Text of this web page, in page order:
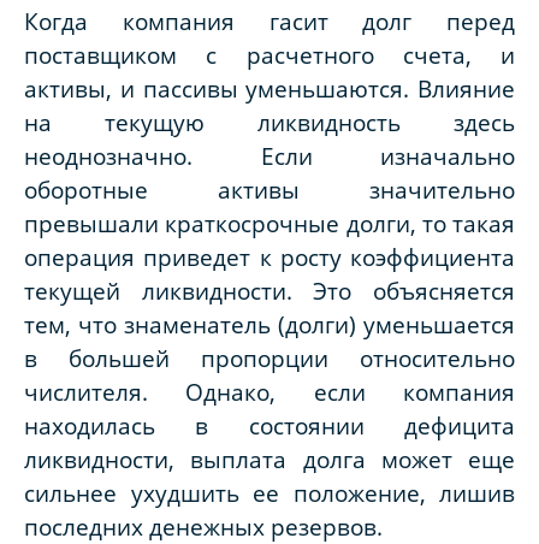
Когда компания гасит долг перед
поставщиком с расчетного счета, и
активы, и пассивы уменьшаются. Влияние
на текущую ликвидность здесь
неоднозначно. Если изначально
оборотные активы значительно
превышали краткосрочные долги, то такая
операция приведет к росту коэффициента
текущей ликвидности. Это объясняется
тем, что знаменатель (долги) уменьшается
в большей пропорции относительно
числителя. Однако, если компания
находилась в состоянии дефицита
ликвидности, выплата долга может еще
сильнее ухудшить ее положение, лишив
последних денежных резервов.